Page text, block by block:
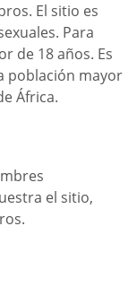
El sitio es
Para
de 18 años. Es
población mayor
África.
el sitio,